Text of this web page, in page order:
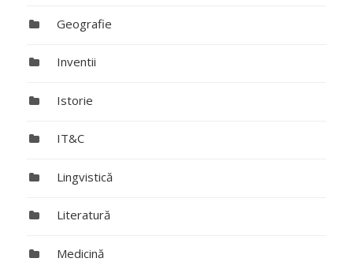
Geografie
Inventii
Istorie
IT&C
Lingvistică
Literatură
Medicină